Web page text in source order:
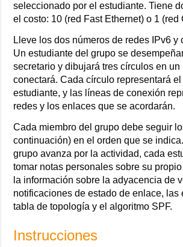
seleccionado por el estudiante. Tiene
el costo: 10 (red Fast Ethernet) o 1 (red
Lleve los dos números de redes IPv6 y
Un estudiante del grupo se
secretario y dibujará tres círculos en un
conectará. Cada círculo representará el
estudiante, y las líneas de conexión
redes y los enlaces que se acordarán.
Cada miembro del grupo debe seguir
continuación) en el orden que se
grupo avanza por la actividad, cada
tomar notas personales sobre su
la información sobre la adyacencia de
notificaciones de estado de enlace, las
tabla de topología y el algoritmo SPF.
Instrucciones